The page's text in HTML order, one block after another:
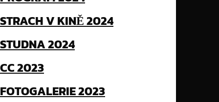
STRACH V KINĚ 2024
STUDNA 2024
CC 2023
FOTOGALERIE 2023